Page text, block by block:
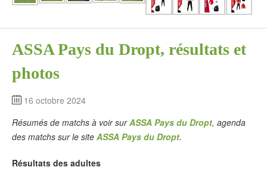
ASSA Pays du Dropt, résultats et
photos
16 octobre 2024
Résumés de matchs à voir surASSA Pays du Dropt, agenda
des matchs sur le site ASSA Pays du Dropt.
Résultats des adultes